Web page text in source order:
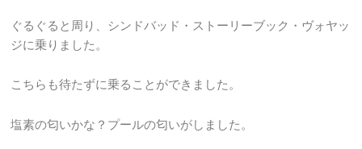
ぐるぐると周り、シンドバッド・ストーリーブック・ヴォヤッ
ジに乗りました。
こちらも待たずに乗ることができました。
塩素の匂いかな？プールの匂いがしました。